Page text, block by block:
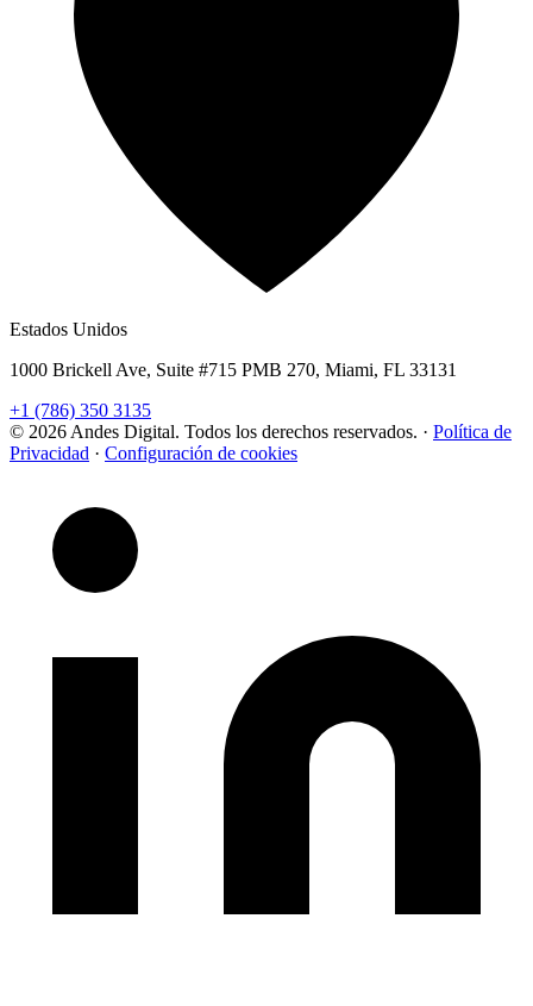
Estados Unidos
1000 Brickell Ave, Suite #715 PMB 270, Miami, FL 33131
+1 (786) 350 3135
© 2026 Andes Digital. Todos los derechos reservados. · Política de
Privacidad · Configuración de cookies